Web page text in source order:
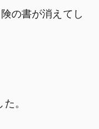
の書が消えてし
。